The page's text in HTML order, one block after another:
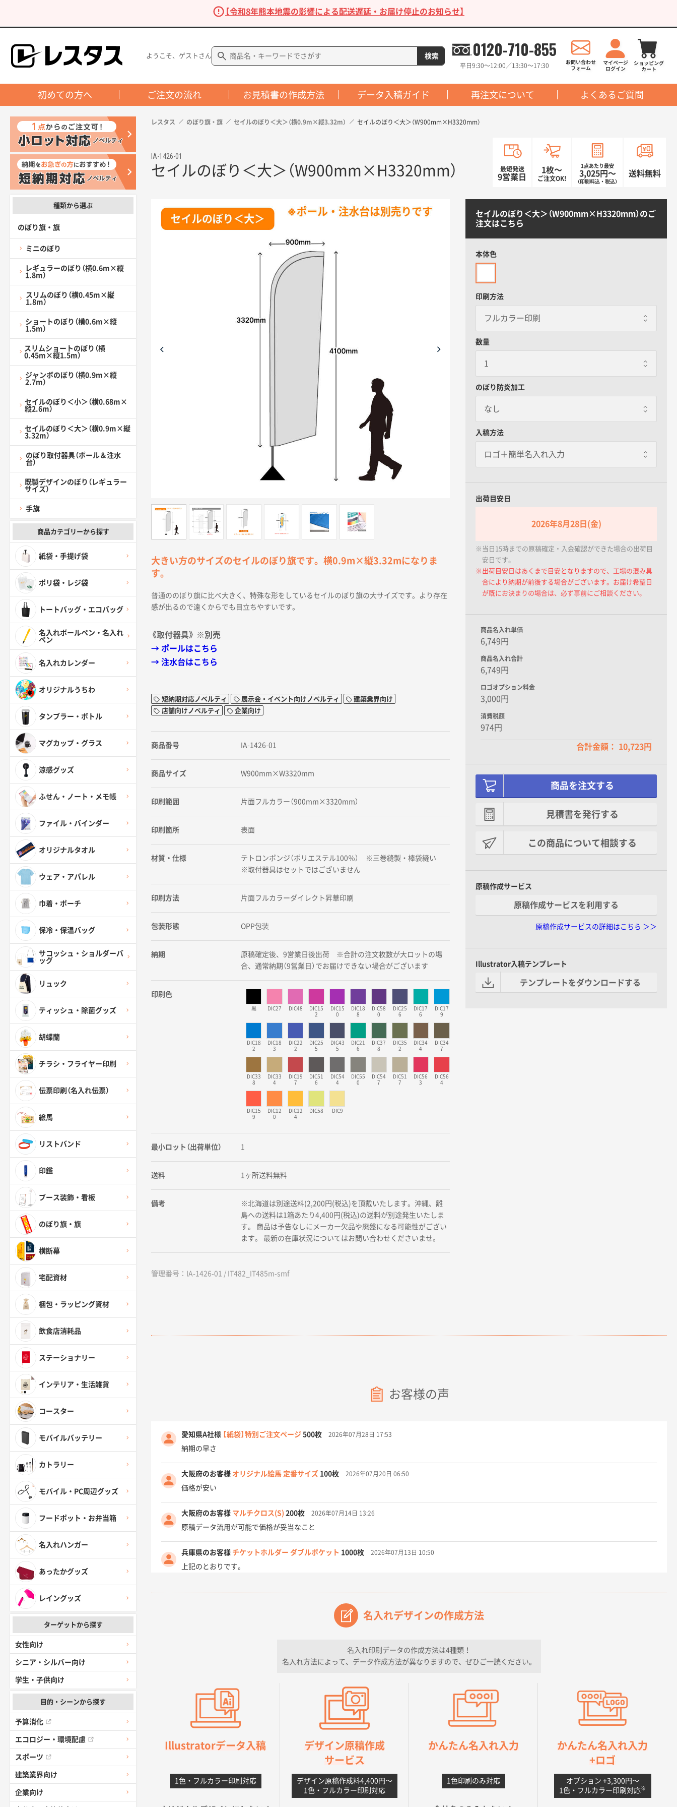
【令和8年熊本地震の影響による配送遅延・お届け停止のお知らせ】
ようこそ、ゲストさん 0120-710-855
平日9:30〜12:00／13:30〜17:30
初めての方へ ご注文の流れ お見積書の作成方法 データ入稿ガイド 再注文について よくあるご質問
種類から選ぶ
のぼり旗・旗
ミニのぼり
レギュラーのぼり（横0.6m×縦
1.8m）
スリムのぼり（横0.45m×縦
1.8m）
ショートのぼり（横0.6m×縦
1.5m）
スリムショートのぼり（横
0.45m×縦1.5m）
ジャンボのぼり（横0.9m×縦
2.7m）
セイルのぼり＜小＞（横0.68m×
縦2.6m）
セイルのぼり＜大＞（横0.9m×縦
3.32m）
のぼり取付器具（ポール＆注水
台）
既製デザインのぼり（レギュラー
サイズ）
手旗
商品カテゴリーから探す
紙袋・手提げ袋
ポリ袋・レジ袋
トートバッグ・エコバッグ
名入れボールペン・名入れ
ペン
名入れカレンダー
オリジナルうちわ
タンブラー・ボトル
マグカップ・グラス
涼感グッズ
ふせん・ノート・メモ帳
ファイル・バインダー
オリジナルタオル
ウェア・アパレル
巾着・ポーチ
保冷・保温バッグ
サコッシュ・ショルダーバ
ッグ
リュック
ティッシュ・除菌グッズ
胡蝶蘭
チラシ・フライヤー印刷
伝票印刷（名入れ伝票）
絵馬
リストバンド
印鑑
ブース装飾・看板
のぼり旗・旗
横断幕
宅配資材
梱包・ラッピング資材
飲食店消耗品
ステーショナリー
インテリア・生活雑貨
コースター
モバイルバッテリー
カトラリー
モバイル・PC周辺グッズ
フードポット・お弁当箱
名入れハンガー
あったかグッズ
レイングッズ
ターゲットから探す
女性向け
シニア・シルバー向け
学生・子供向け
目的・シーンから探す
予算消化
エコロジー・環境配慮
スポーツ
建築業界向け
企業向け
レスタス のぼり旗・旗 セイルのぼり＜大＞（横0.9m×縦3.32m） セイルのぼり＜大＞（W900mm×H3320mm）
IA-1426-01
セイルのぼり＜大＞（W900mm×H3320mm） 最短発送
9営業日
1枚〜
ご注文OK!
1点あたり最安
3,025円〜
（印刷料込・税込）
送料無料
セイルのぼり＜大＞（W900mm×H3320mm）のご
注文はこちら
本体色
印刷方法
数量
のぼり防炎加工
なし
あり
一枚あたり+500.00円
入稿方法
出荷目安日
2026年8月28日(金)
※当日15時までの原稿確定・入金確認ができた場合の出荷目
安日です。
※出荷目安日はあくまで目安となりますので、工場の混み具
合により納期が前後する場合がございます。お届け希望日
が既にお決まりの場合は、必ず事前にご相談ください。
商品名入れ単価
6,749円
商品名入れ合計
6,749円
ロゴオプション料金
3,000円
消費税額
974円
合計金額： 10,723円
商品を注文する
見積書を発行する
この商品について相談する
原稿作成サービス
原稿作成サービスを利用する
原稿作成サービスの詳細はこちら ＞＞
Illustrator入稿テンプレート
テンプレートをダウンロードする
大きい方のサイズのセイルのぼり旗です。横0.9m×縦3.32mになりま
す。
普通ののぼり旗に比べ大きく、特殊な形をしているセイルのぼり旗の大サイズです。より存在
感が出るので遠くからでも目立ちやすいです。
《取付器具》 ※別売
→ ポールはこちら
→ 注水台はこちら
短納期対応ノベルティ 展示会・イベント向けノベルティ
建築業界向け
店舗向けノベルティ
企業向け
商品番号 IA-1426-01
商品サイズ W900mm×W3320mm
印刷範囲 片面フルカラー（900mm×3320mm）
印刷箇所 表面
材質・仕様
テトロンポンジ（ポリエステル100％） ※三巻縫製・棒袋縫い
※取付器具はセットではございません
印刷方法 片面フルカラーダイレクト昇華印刷
包装形態 OPP包装
納期
原稿確定後、9営業日後出荷 ※合計の注文枚数が大ロットの場
合、通常納期（9営業日）でお届けできない場合がございます
印刷色
黒 DIC27 DIC48
DIC15
2
DIC15
0
DIC18
8
DIC58
0
DIC25
6
DIC17
6
DIC17
9
DIC18
2
DIC18
3
DIC22
2
DIC25
5
DIC43
5
DIC21
6
DIC37
8
DIC35
2
DIC34
4
DIC34
7
DIC33
8
DIC33
4
DIC19
7
DIC51
6
DIC54
4
DIC55
0
DIC54
7
DIC51
7
DIC56
3
DIC56
4
DIC15
9
DIC12
0
DIC12
4
DIC58 DIC9
最小ロット（出荷単位） 1
送料 1ヶ所送料無料
備考
※北海道は別途送料(2,200円(税込)を頂戴いたします。沖縄、離
島への送料は1箱あたり4,400円(税込)の送料が別途発生いたしま
す。 商品は予告なしにメーカー欠品や廃盤になる可能性がござい
ます。 最新の在庫状況についてはお問い合わせくださいませ。
管理番号：IA-1426-01 / IT482_IT485m-smf
お客様の声
愛知県A社様 【紙袋】特別ご注文ページ 500枚 2026年07月28日 17:53
納期の早さ
大阪府のお客様 オリジナル絵馬 定番サイズ 100枚 2026年07月20日 06:50
価格が安い
大阪府のお客様 マルチクロス(S) 200枚 2026年07月14日 13:26
原稿データ流用が可能で価格が妥当なこと
兵庫県のお客様 チケットホルダー ダブルポケット 1000枚 2026年07月13日 10:50
上記のとおりです。
愛知県I社様 【オーダー商品】特別ご注文ページ043000枚 2026年07月03日 09:23
価格 大丈夫そうな会社に見えた
大阪府のお客様 A4フルカラークリアファイル 1000枚 2026年06月11日 14:46
前回使用して良かった。
高知県I社様 【ポリ】特別ご注文ページ 1000枚 2026年06月08日 17:38
愛媛県S社様 不織布フラットバッグ（A4縦サイズ）1000枚 2026年05月25日 15:10
名入れデザインの作成方法
名入れ印刷データの作成方法は4種類！
名入れ方法によって、データ作成方法が異なりますので、ぜひご一読ください。
Illustratorデータ入稿
1色・フルカラー印刷対応
デザイン原稿作成
サービス
デザイン原稿作成料4,400円〜
1色・フルカラー印刷対応
かんたん名入れ入力
1色印刷のみ対応
かんたん名入れ入力
+ロゴ
オプション +3,300円〜
1色・フルカラー印刷対応※